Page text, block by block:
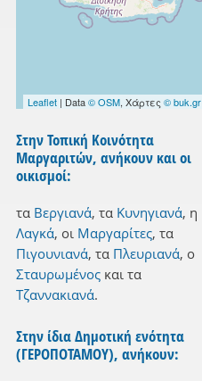
Leaflet| Data© OSM, Χάρτες © buk.gr
Στην Τοπική Κοινότητα
Μαργαριτών, ανήκουν και οι
οικισμοί:
τα Βεργιανά, τα Κυνηγιανά, η
Λαγκά, οι Μαργαρίτες, τα
Πιγουνιανά, τα Πλευριανά, ο
Σταυρωμένος και τα
Τζαννακιανά.
Στην ίδια Δημοτική ενότητα
(ΓΕΡΟΠΟΤΑΜΟΥ), ανήκουν: